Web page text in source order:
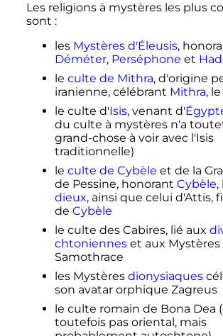
Les religions à mystères les plus
sont :
les Mystères d'Éleusis,
Déméter, Perséphone et
le culte de Mithra, d'origine
iranienne, célébrant Mithra,
le culte d'Isis, venant d'
du culte à mystères n'a
grand-chose à voir avec l'Isis
traditionnelle)
le culte de Cybèle et de la
de Pessine, honorant Cybèle,
dieux, ainsi que celui d'Attis,
de Cybèle
le culte des Cabires, lié aux
chtonienneset aux Mystères
Samothrace
les Mystères dionysiaques
son avatar orphique Zagreus
le culte romain de Bona Dea
toutefois pas oriental, mais